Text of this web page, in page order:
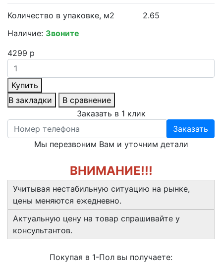
Количество в упаковке, м2
2.65
Наличие: Звоните
4299 р
Купить
В закладки
В сравнение
Заказать в 1 клик
Заказать
Мы перезвоним Вам и уточним детали
ВНИМАНИЕ!!!
Учитывая нестабильную ситуацию на рынке,
цены меняются ежедневно.
Актуальную цену на товар спрашивайте у
консультантов.
Покупая в 1-Пол вы получаете: